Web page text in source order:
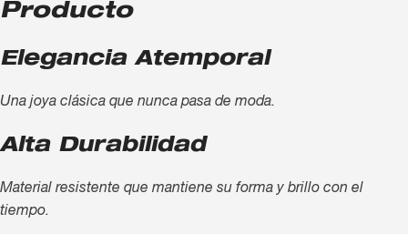
Producto
Elegancia Atemporal
Una joya clásica que nunca pasa de moda.
Alta Durabilidad
Material resistente que mantiene su forma y brillo con el
tiempo.